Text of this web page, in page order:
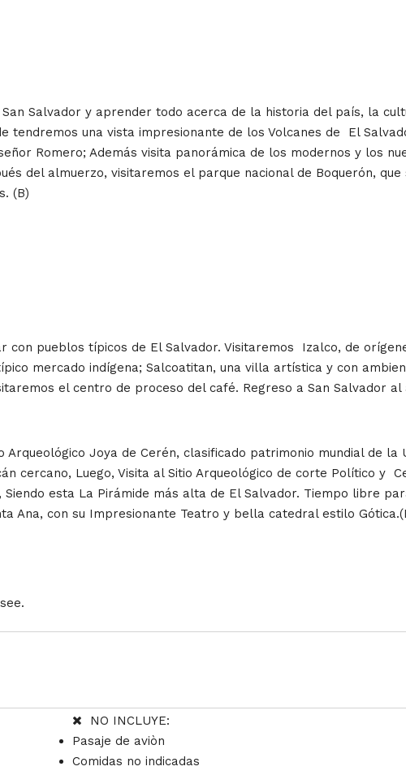
Salvador y aprender todo acerca de la historia del país, la
tendremos una vista impresionante de los Volcanes de El
Romero; Además visita panorámica de los modernos y los
del almuerzo, visitaremos el parque nacional de Boquerón,
(B)
pueblos típicos de El Salvador. Visitaremos Izalco, de
mercado indígena; Salcoatitan, una villa artística y con
el centro de proceso del café. Regreso a San Salvador al
Joya de Cerén, clasificado patrimonio mundial de la
cercano, Luego, Visita al Sitio Arqueológico de corte Político y
esta La Pirámide más alta de El Salvador. Tiempo libre
Ana, con su Impresionante Teatro y bella catedral estilo
NO INCLUYE:
Pasaje de aviòn
Comidas no indicadas